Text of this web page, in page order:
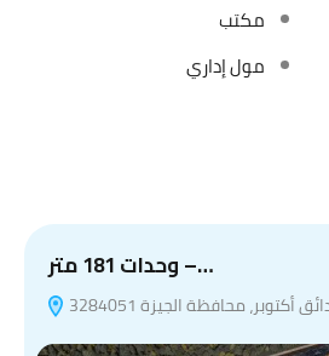
مكتب
مول إداري
وحدات 181 متر –…